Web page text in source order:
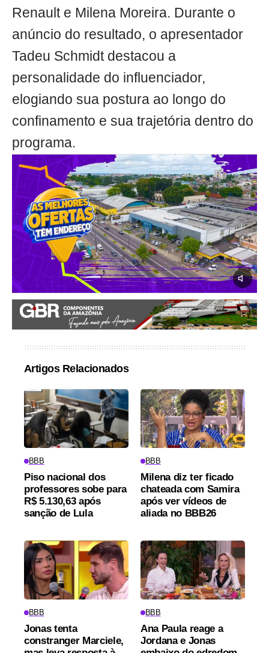
Renault e Milena Moreira. Durante o
anúncio do resultado, o apresentador
Tadeu Schmidt destacou a
personalidade do influenciador,
elogiando sua postura ao longo do
confinamento e sua trajetória dentro do
programa.
Artigos Relacionados
BBB
Piso nacional dos
professores sobe para
R$ 5.130,63 após
sanção de Lula
BBB
Milena diz ter ficado
chateada com Samira
após ver vídeos de
aliada no BBB26
BBB
Jonas tenta
constranger Marciele,
BBB
Ana Paula reage a
Jordana e Jonas